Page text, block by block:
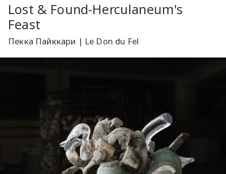
Lost & Found-Herculaneum's
Feast
Пекка Пайккари | Le Don du Fel